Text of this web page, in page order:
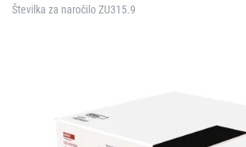
Številka za naročilo ZU315.9